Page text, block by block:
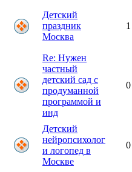
Детский
праздник
Москва
1
Re: Нужен
частный
детский сад с
продуманной
программой и
инд
0
Детский
нейропсихолог
и логопед в
Москве
0